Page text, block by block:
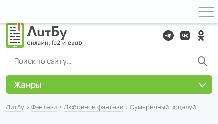
ЛитБу › Фэнтези › Любовное фэнтези › Сумеречный поцелуй
Жанры